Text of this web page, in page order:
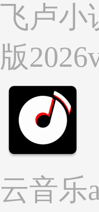
飞卢小
版
云音乐